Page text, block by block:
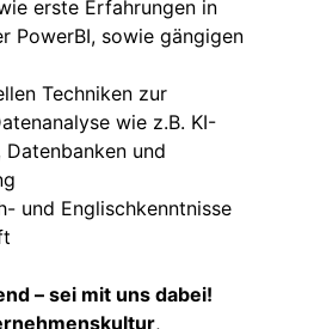
erste Erfahrungen in
PowerBI, sowie gängigen
Techniken zur
wie z.B. KI-
und
und Englischkenntnisse
– sei mit uns dabei!
,